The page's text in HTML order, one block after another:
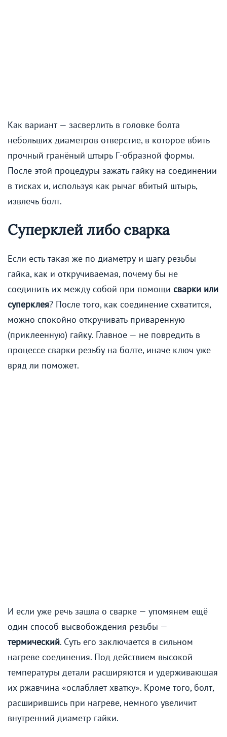
Как вариант — засверлить в головке болта
небольших диаметров отверстие, в которое вбить
прочный гранёный штырь Г-образной формы.
После этой процедуры зажать гайку на соединении
в тисках и, используя как рычаг вбитый штырь,
извлечь болт.
Суперклей либо сварка
Если есть такая же по диаметру и шагу резьбы
гайка, как и откручиваемая, почему бы не
соединить их между собой при помощи сварки или
суперклея? После того, как соединение схватится,
можно спокойно откручивать приваренную
(приклеенную) гайку. Главное — не повредить в
процессе сварки резьбу на болте, иначе ключ уже
вряд ли поможет.
И если уже речь зашла о сварке — упомянем ещё
один способ высвобождения резьбы —
термический. Суть его заключается в сильном
нагреве соединения. Под действием высокой
температуры детали расширяются и удерживающая
их ржавчина «ослабляет хватку». Кроме того, болт,
расширившись при нагреве, немного увеличит
внутренний диаметр гайки.